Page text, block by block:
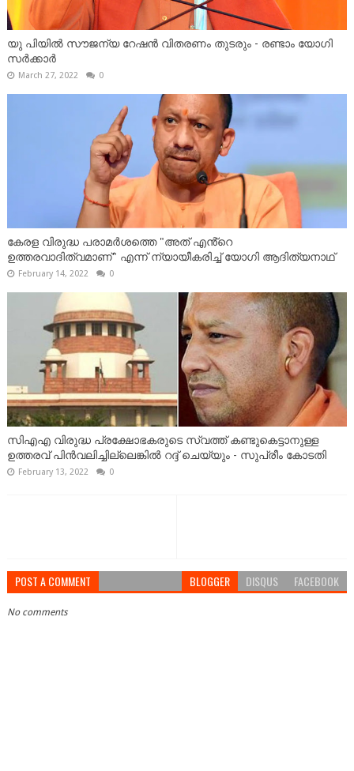
യു പിയിൽ സൗജന്യ റേഷന്‍ വിതരണം തുടരും - രണ്ടാം യോഗി
സർക്കാർ
March 27, 2022 0
കേരള വിരുദ്ധ പരാമര്‍ശത്തെ "അത് എൻ്റെ
ഉത്തരവാദിത്വമാണ്" എന്ന് ന്യായീകരിച്ച് യോഗി ആദിത്യനാഥ്
February 14, 2022 0
സിഎഎ വിരുദ്ധ പ്രക്ഷോഭകരുടെ സ്വത്ത് കണ്ടുകെട്ടാനുള്ള
ഉത്തരവ് പിന്‍വലിച്ചില്ലെങ്കിൽ റദ്ദ് ചെയ്യും - സുപ്രീം കോടതി
February 13, 2022 0
POST A COMMENT BLOGGER DISQUS FACEBOOK
No comments